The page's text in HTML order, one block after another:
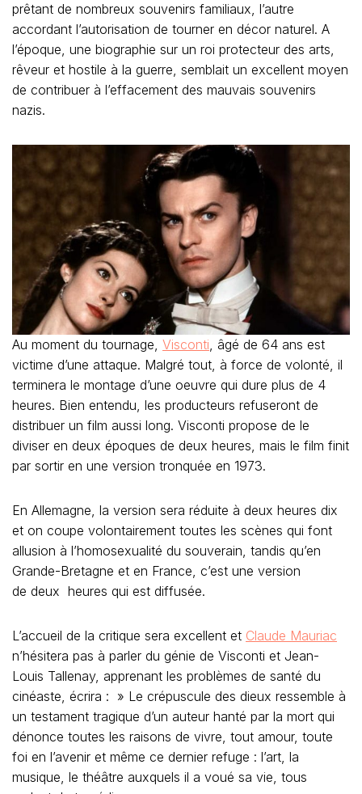
prêtant de nombreux souvenirs familiaux, l’autre
accordant l’autorisation de tourner en décor naturel. A
l’époque, une biographie sur un roi protecteur des arts,
rêveur et hostile à la guerre, semblait un excellent moyen
de contribuer à l’effacement des mauvais souvenirs
nazis.
Au moment du tournage, Visconti, âgé de 64 ans est
victime d’une attaque. Malgré tout, à force de volonté, il
terminera le montage d’une oeuvre qui dure plus de 4
heures. Bien entendu, les producteurs refuseront de
distribuer un film aussi long. Visconti propose de le
diviser en deux époques de deux heures, mais le film finit
par sortir en une version tronquée en 1973.
En Allemagne, la version sera réduite à deux heures dix
et on coupe volontairement toutes les scènes qui font
allusion à l’homosexualité du souverain, tandis qu’en
Grande-Bretagne et en France, c’est une version
de deux heures qui est diffusée.
L’accueil de la critique sera excellent et Claude Mauriac
n’hésitera pas à parler du génie de Visconti et Jean-
Louis Tallenay, apprenant les problèmes de santé du
cinéaste, écrira : » Le crépuscule des dieux ressemble à
un testament tragique d’un auteur hanté par la mort qui
dénonce toutes les raisons de vivre, tout amour, toute
foi en l’avenir et même ce dernier refuge : l’art, la
musique, le théâtre auxquels il a voué sa vie, tous